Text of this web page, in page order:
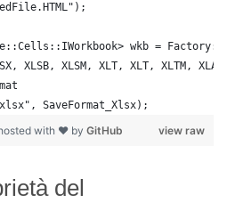
wkb =
XLSB, XLSM, XLT, XLT, XLTM,
SaveFormat_Xlsx);
view raw
with ❤ by GitHub
del